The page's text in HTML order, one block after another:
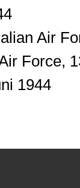
Air
Force,
1944